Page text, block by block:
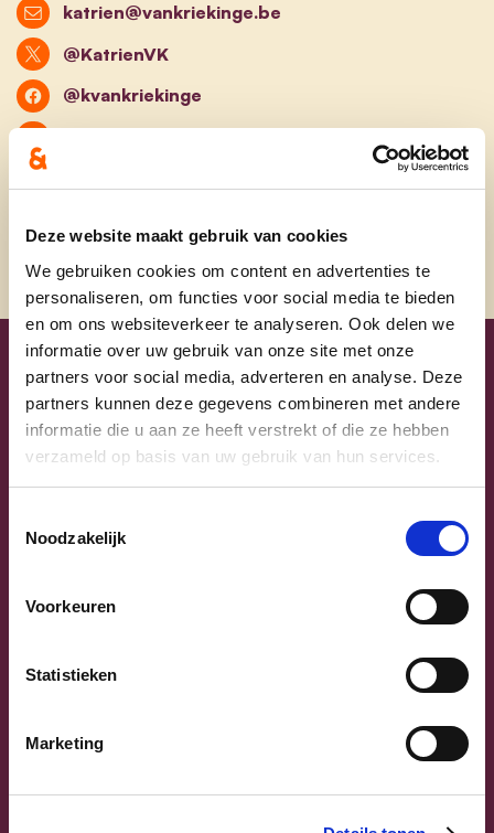
Deze website maakt gebruik van cookies
We gebruiken cookies om content en advertenties te
personaliseren, om functies voor social media te bieden
en om ons websiteverkeer te analyseren. Ook delen we
informatie over uw gebruik van onze site met onze
partners voor social media, adverteren en analyse. Deze
partners kunnen deze gegevens combineren met andere
informatie die u aan ze heeft verstrekt of die ze hebben
verzameld op basis van uw gebruik van hun services.
Noodzakelijk
Voorkeuren
Statistieken
Marketing
katrien@vankriekinge.be
@KatrienVK
@kvankriekinge
Uw lijsttrekkers
Next